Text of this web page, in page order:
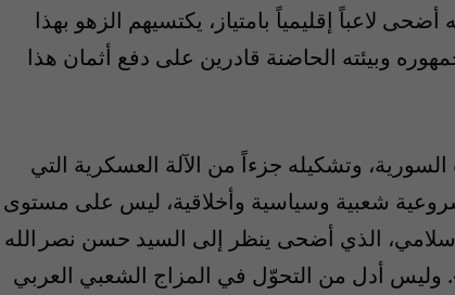
لاعباً إقليمياً بامتياز، يكتسيهم الزهو بهذا
وبيئته الحاضنة قادرين على دفع أثمان هذا
وتشكيله جزءاً من الآلة العسكرية التي
شعبية وسياسية وأخلاقية، ليس على مستوى
الذي أضحى ينظر إلى السيد حسن نصر الله
أدل من التحوّل في المزاج الشعبي العربي